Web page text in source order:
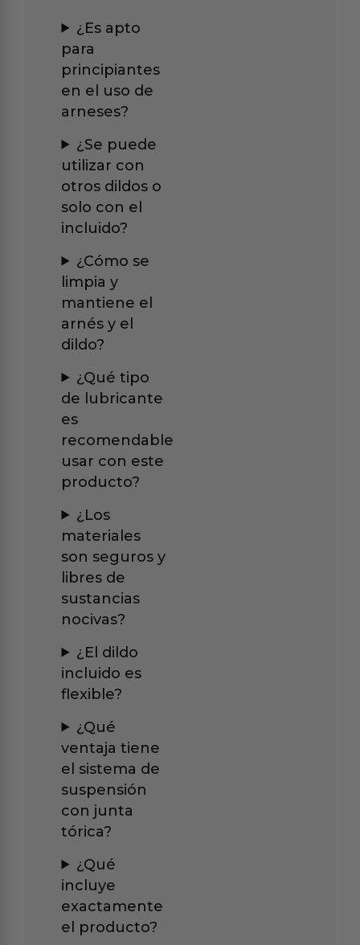
¿Es apto
para
principiantes
en el uso de
arneses?
¿Se puede
utilizar con
otros dildos o
solo con el
incluido?
¿Cómo se
limpia y
mantiene el
arnés y el
dildo?
¿Qué tipo
de lubricante
es
recomendable
usar con este
producto?
¿Los
materiales
son seguros y
libres de
sustancias
nocivas?
¿El dildo
incluido es
flexible?
¿Qué
ventaja tiene
el sistema de
suspensión
con junta
tórica?
¿Qué
incluye
exactamente
el producto?